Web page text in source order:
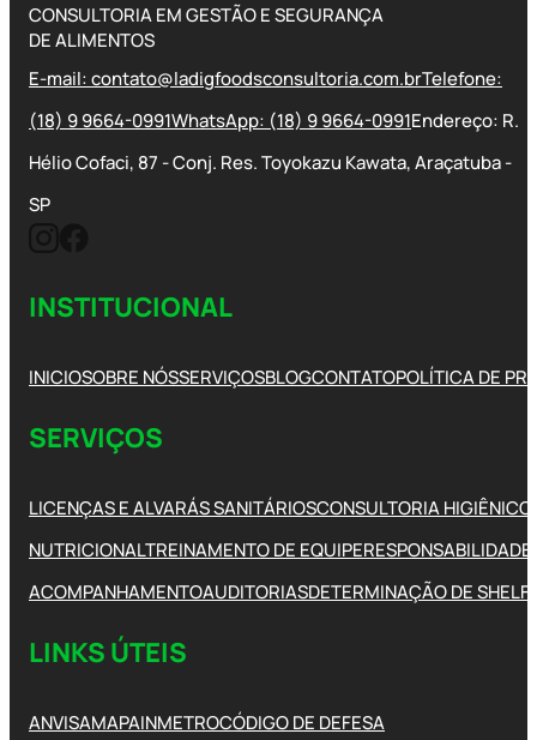
CONSULTORIA EM GESTÃO E SEGURANÇA
DE ALIMENTOS
E-mail: contato@ladigfoodsconsultoria.com.brTelefone:
(18) 9 9664-0991WhatsApp: (18) 9 9664-0991Endereço: R.
Hélio Cofaci, 87 - Conj. Res. Toyokazu Kawata, Araçatuba -
SP
INSTITUCIONAL
INICIOSOBRE NÓSSERVIÇOSBLOGCONTATOPOLÍTICA DE
SERVIÇOS
LICENÇAS E ALVARÁS SANITÁRIOSCONSULTORIA
NUTRICIONALTREINAMENTO DE EQUIPE
ACOMPANHAMENTOAUDITORIASDETERMINAÇÃO DE
LINKS ÚTEIS
ANVISAMAPAINMETROCÓDIGO DE DEFESA